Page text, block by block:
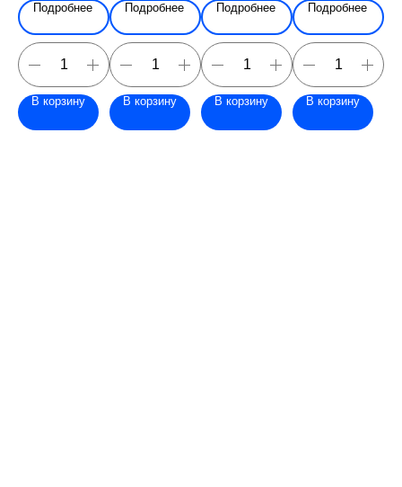
Подробнее
В корзину
Подробнее
В корзину
Подробнее
В корзину
Подробнее
В корзину